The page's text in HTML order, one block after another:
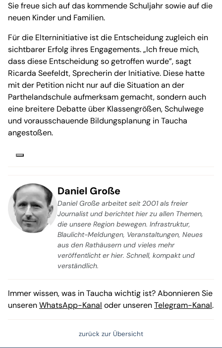
Sie freue sich auf das kommende Schuljahr sowie auf die
neuen Kinder und Familien.
Für die Elterninitiative ist die Entscheidung zugleich ein
sichtbarer Erfolg ihres Engagements. „Ich freue mich,
dass diese Entscheidung so getroffen wurde”, sagt
Ricarda Seefeldt, Sprecherin der Initiative. Diese hatte
mit der Petition nicht nur auf die Situation an der
Parthelandschule aufmerksam gemacht, sondern auch
eine breitere Debatte über Klassengrößen, Schulwege
und vorausschauende Bildungsplanung in Taucha
angestoßen.
Daniel Große
Daniel Große arbeitet seit 2001 als freier
Journalist und berichtet hier zu allen Themen,
die unsere Region bewegen. Infrastruktur,
Blaulicht-Meldungen, Veranstaltungen, Neues
aus den Rathäusern und vieles mehr
veröffentlicht er hier. Schnell, kompakt und
verständlich.
Immer wissen, was in Taucha wichtig ist? Abonnieren Sie
unserenWhatsApp-Kanal oder unserenTelegram-Kanal.
zurück zur Übersicht